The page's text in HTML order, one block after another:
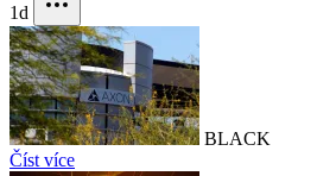
1d
BLACK
Číst více